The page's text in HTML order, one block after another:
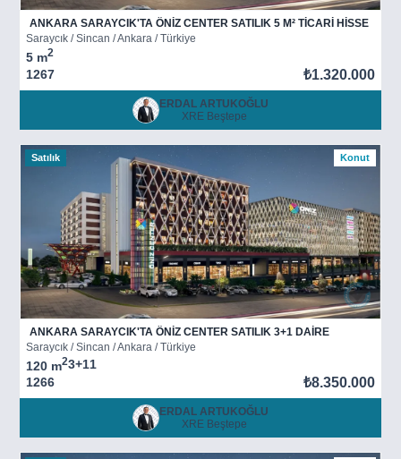
ANKARA SARAYCIK'TA ÖNİZ CENTER SATILIK 5 M² TİCARİ HİSSE
Saraycık / Sincan / Ankara / Türkiye
5 m2
1267 ₺1.320.000
ERDAL ARTUKOĞLU
XRE Beştepe
Satılık Konut
ANKARA SARAYCIK'TA ÖNİZ CENTER SATILIK 3+1 DAİRE
Saraycık / Sincan / Ankara / Türkiye
120 m23+11
1266
₺8.350.000
ERDAL ARTUKOĞLU
XRE Beştepe